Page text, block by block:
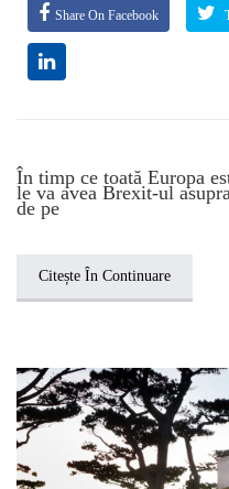
Share On Facebook
În timp ce toată Europa
le va avea Brexit-ul
de pe
Citește În Continuare